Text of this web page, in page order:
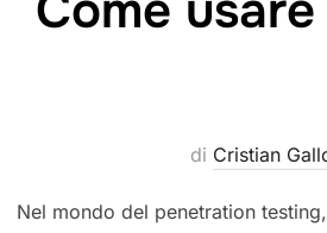
di Cristian
Nel mondo del penetration